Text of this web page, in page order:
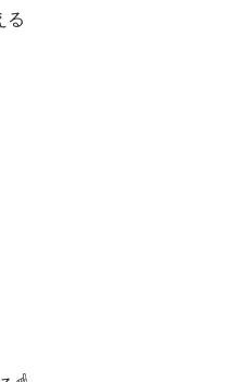
る